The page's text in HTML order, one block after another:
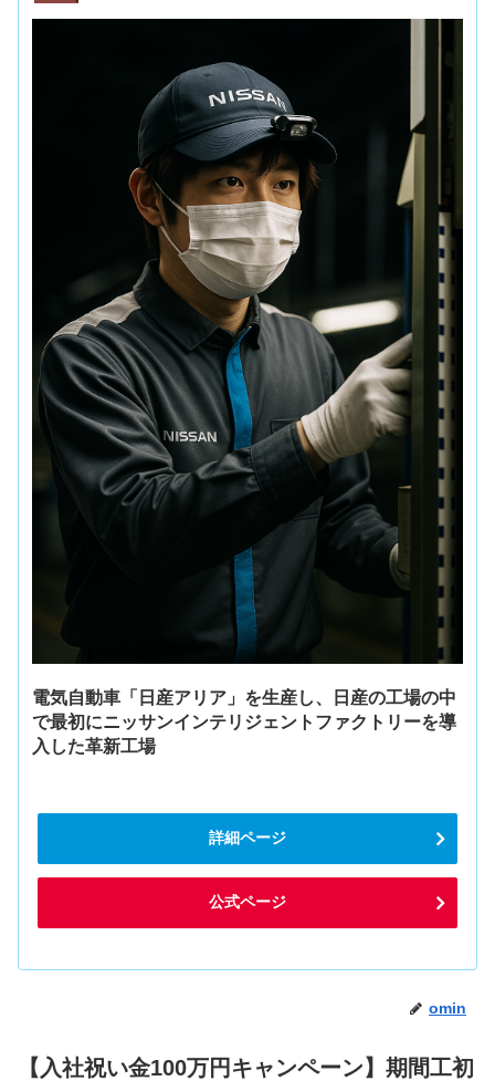
電気自動車「日産アリア」を生産し、日産の工場の中
で最初にニッサンインテリジェントファクトリーを導
入した革新工場
詳細ページ
公式ページ
omin
【入社祝い金100万円キャンペーン】期間工初